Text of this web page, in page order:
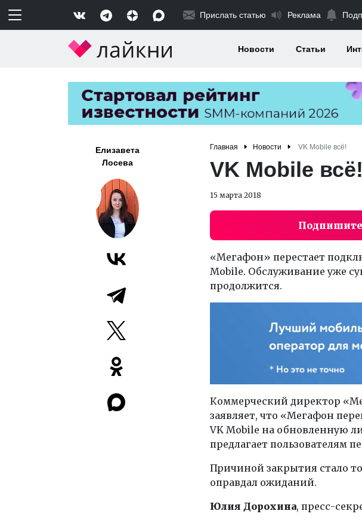
Прислать статью Реклама
Новости Статьи
Елизавета
Лосева
Главная Новости VK Mobile всё!
VK Mobile всё!
15 марта 2018
«Мегафон» перестает
Mobile. Обслуживание уже
продолжится.
Коммерческий директор
заявляет, что «Мегафон
VK Mobile на обновленную
предлагает пользователям
Причиной закрытия стало
оправдал ожиданий.
Юлия Дорохина, пресс-